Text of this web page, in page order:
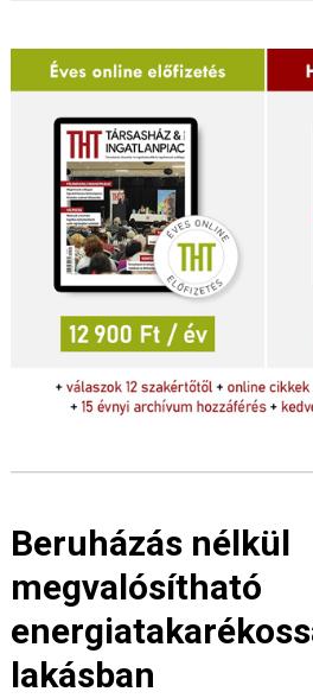
Beruházás nélkül
megvalósítható
lakásban